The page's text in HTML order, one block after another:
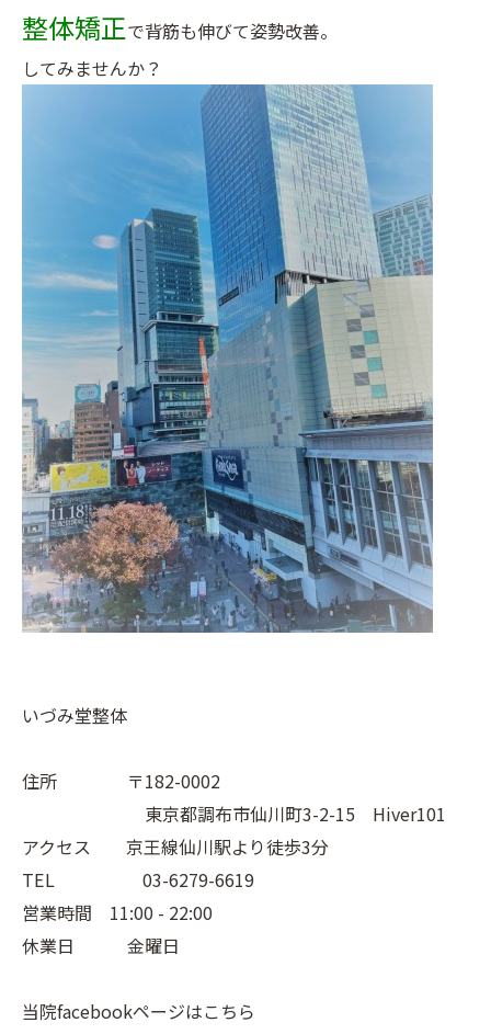
整体矯正で背筋も伸びて姿勢改善。
してみませんか？
いづみ堂整体
住所 〒182-0002
東京都調布市仙川町3-2-15 Hiver101
アクセス 京王線仙川駅より徒歩3分
TEL 03-6279-6619
営業時間 11:00 - 22:00
休業日 金曜日
当院facebookページはこちら